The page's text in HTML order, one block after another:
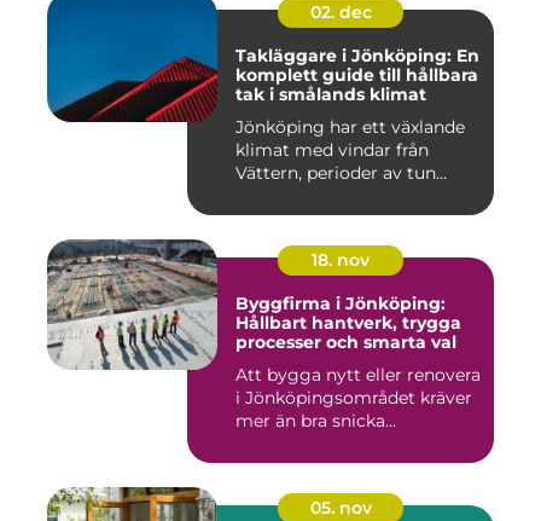
02. dec
Takläggare i Jönköping: En
komplett guide till hållbara
tak i smålands klimat
Jönköping har ett växlande
klimat med vindar från
Vättern, perioder av tun...
18. nov
Byggfirma i Jönköping:
Hållbart hantverk, trygga
processer och smarta val
Att bygga nytt eller renovera
i Jönköpingsområdet kräver
mer än bra snicka...
05. nov